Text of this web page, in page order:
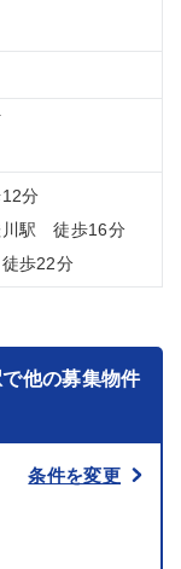
分
川駅 徒歩16分
歩22分
で他の募集物件
条件を変更